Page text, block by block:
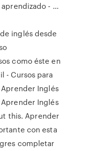
- …
inglés desde
como éste en
- Cursos para
Inglés
Aprender Inglés
this. Aprender
con esta
completar